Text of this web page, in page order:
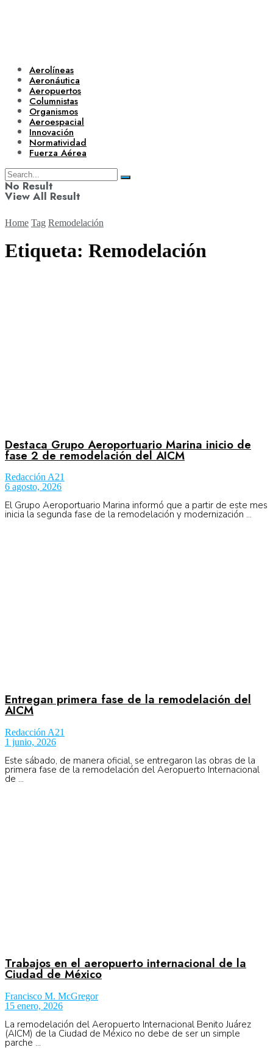
Aerolíneas
Aeronáutica
Aeropuertos
Columnistas
Organismos
Aeroespacial
Innovación
Normatividad
Fuerza Aérea
No Result
View All Result
Organismos
Aeroespacial
No Result
View All Result
Home Tag Remodelación
Etiqueta: Remodelación
Destaca Grupo Aeroportuario Marina inicio de
fase 2 de remodelación del AICM
Redacción A21
6 agosto, 2026
El Grupo Aeroportuario Marina informó que a partir de este mes
inicia la segunda fase de la remodelación y modernización ...
Entregan primera fase de la remodelación del
AICM
Redacción A21
1 junio, 2026
Este sábado, de manera oficial, se entregaron las obras de la
primera fase de la remodelación del Aeropuerto Internacional
de ...
Trabajos en el aeropuerto internacional de la
Ciudad de México
Francisco M. McGregor
15 enero, 2026
La remodelación del Aeropuerto Internacional Benito Juárez
(AICM) de la Ciudad de México no debe de ser un simple
parche ...